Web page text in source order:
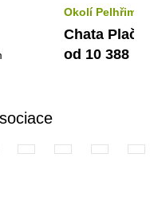
Okolí
Chata
od 10 388